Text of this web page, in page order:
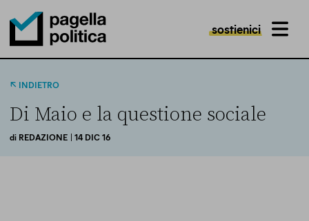
Pagella Politica Logo
sostienici MENU
INDIETRO
Di Maio e la questione sociale
di REDAZIONE | 14 DIC 16